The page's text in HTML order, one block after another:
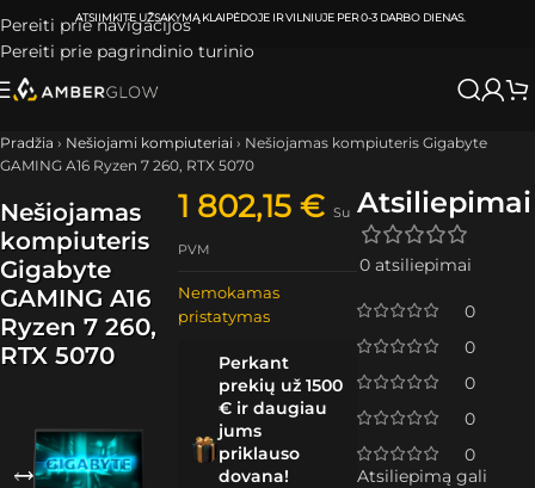
Pereiti prie navigacijos
Pereiti prie pagrindinio turinio
ATSIIMKITE UŽSAKYMĄKLAIPĖDOJE IR VILNIUJEPER0-3 DARBO DIENAS.
Pradžia › Nešiojami kompiuteriai › Nešiojamas kompiuteris Gigabyte
GAMING A16 Ryzen 7 260, RTX 5070
Nešiojamas
kompiuteris
Gigabyte
GAMING A16
Ryzen 7 260,
RTX 5070
1 802,15€ Su
PVM
Nemokamas
pristatymas
Perkant
prekių už 1500
€ ir daugiau
jums
priklauso
dovana!
Atsiliepimai
0 atsiliepimai
0
0
0
0
0
Atsiliepimą gali